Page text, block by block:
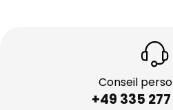
Conseil
+49 335